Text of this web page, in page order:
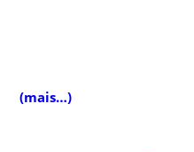
(mais…)